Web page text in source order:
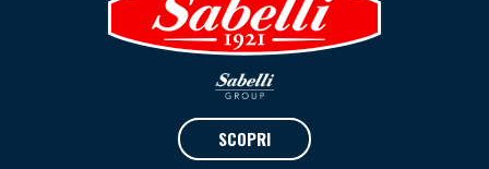
SCOPRI